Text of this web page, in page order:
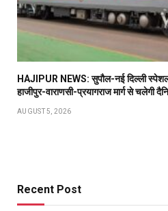
HAJIPUR NEWS: सुपौल-नई दिल्ली
हाजीपुर-वाराणसी-प्रयागराज मार्ग से चलेगी
AUGUST 5, 2026
Recent Post